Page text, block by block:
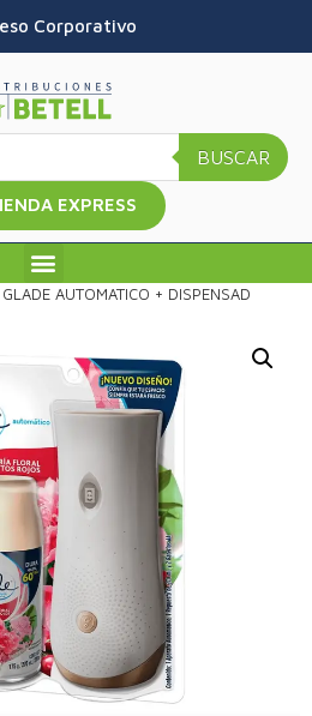
Corporativo
BUSCAR
EXPRESS
AUTOMATICO + DISPENSAD